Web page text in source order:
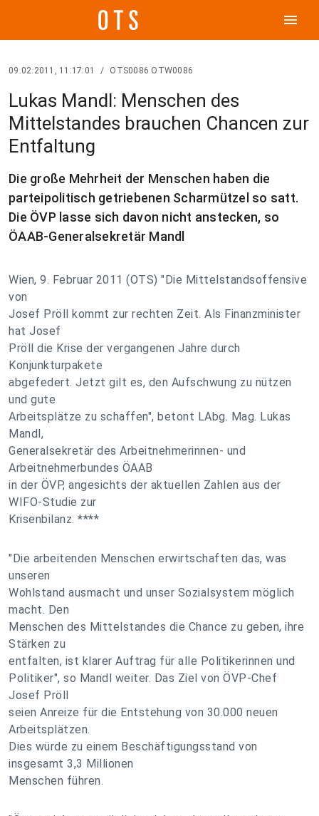
menu
09.02.2011, 11:17:01 / OTS0086 OTW0086
Lukas Mandl: Menschen des
Mittelstandes brauchen Chancen zur
Entfaltung
Die große Mehrheit der Menschen haben die
parteipolitisch getriebenen Scharmützel so satt.
Die ÖVP lasse sich davon nicht anstecken, so
ÖAAB-Generalsekretär Mandl
Wien, 9. Februar 2011 (OTS) "Die Mittelstandsoffensive
von
Josef Pröll kommt zur rechten Zeit. Als Finanzminister
hat Josef
Pröll die Krise der vergangenen Jahre durch
Konjunkturpakete
abgefedert. Jetzt gilt es, den Aufschwung zu nützen
und gute
Arbeitsplätze zu schaffen", betont LAbg. Mag. Lukas
Mandl,
Generalsekretär des Arbeitnehmerinnen- und
Arbeitnehmerbundes ÖAAB
in der ÖVP, angesichts der aktuellen Zahlen aus der
WIFO-Studie zur
Krisenbilanz. ****
"Die arbeitenden Menschen erwirtschaften das, was
unseren
Wohlstand ausmacht und unser Sozialsystem möglich
macht. Den
Menschen des Mittelstandes die Chance zu geben, ihre
Stärken zu
entfalten, ist klarer Auftrag für alle Politikerinnen und
Politiker", so Mandl weiter. Das Ziel von ÖVP-Chef
Josef Pröll
seien Anreize für die Entstehung von 30.000 neuen
Arbeitsplätzen.
Dies würde zu einem Beschäftigungsstand von
insgesamt 3,3 Millionen
Menschen führen.